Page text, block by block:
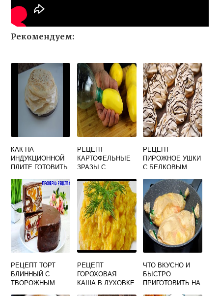
Рекомендуем:
КАК НА
ИНДУКЦИОННОЙ
ПЛИТЕ ГОТОВИТЬ
РЕЦЕПТ
КАРТОФЕЛЬНЫЕ
ЗРАЗЫ С
РЕЦЕПТ
ПИРОЖНОЕ УШКИ
С БЕЛКОВЫМ
РЕЦЕПТ ТОРТ
БЛИННЫЙ С
ТВОРОЖНЫМ
РЕЦЕПТ
ГОРОХОВАЯ
КАША В ДУХОВКЕ
ЧТО ВКУСНО И
БЫСТРО
ПРИГОТОВИТЬ НА